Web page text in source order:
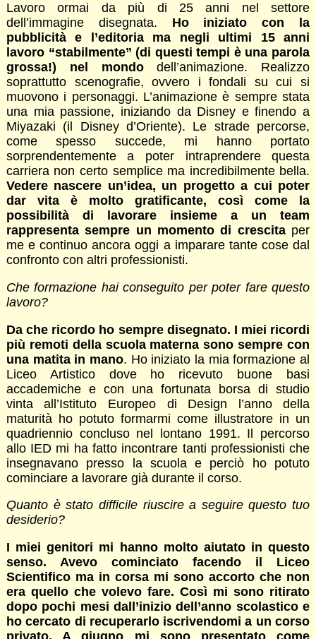
Lavoro ormai da più di 25 anni nel settore
dell’immagine disegnata. Ho iniziato con la
pubblicità e l’editoria ma negli ultimi 15 anni
lavoro “stabilmente” (di questi tempi è una parola
grossa!) nel mondodell’animazione. Realizzo
soprattutto scenografie, ovvero i fondali su cui si
muovono i personaggi. L’animazione è sempre stata
una mia passione, iniziando da Disney e finendo a
Miyazaki (il Disney d’Oriente). Le strade percorse,
come spesso succede, mi hanno portato
sorprendentemente a poter intraprendere questa
carriera non certo semplice ma incredibilmente bella.
Vedere nascere un’idea, un progetto a cui poter
dar vita è molto gratificante, così come la
possibilità di lavorare insieme a un team
rappresenta sempre un momento di crescitaper
me e continuo ancora oggi a imparare tante cose dal
confronto con altri professionisti.
Che formazione hai conseguito per poter fare questo
lavoro?
Da che ricordo ho sempre disegnato. I miei ricordi
più remoti della scuola materna sono sempre con
una matita in mano. Ho iniziato la mia formazione al
Liceo Artistico dove ho ricevuto buone basi
accademiche e con una fortunata borsa di studio
vinta all’Istituto Europeo di Design l’anno della
maturità ho potuto formarmi come illustratore in un
quadriennio concluso nel lontano 1991. Il percorso
allo IED mi ha fatto incontrare tanti professionisti che
insegnavano presso la scuola e perciò ho potuto
cominciare a lavorare già durante il corso.
Quanto è stato difficile riuscire a seguire questo tuo
desiderio?
I miei genitori mi hanno molto aiutato in questo
senso. Avevo cominciato facendo il Liceo
Scientifico ma in corsa mi sono accorto che non
era quello che volevo fare. Così mi sono ritirato
dopo pochi mesi dall’inizio dell’anno scolastico e
ho cercato di recuperarlo iscrivendomi a un corso
privato. A giugno mi sono presentato come